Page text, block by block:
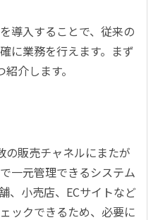
導入することで、従来の
に業務を行えます。まず
介します。
販売チャネルにまたが
一元管理できるシステム
、小売店、ECサイトなど
ックできるため、必要に